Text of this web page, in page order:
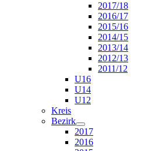
2017/18
2016/17
2015/16
2014/15
2013/14
2012/13
2011/12
U16
U14
U12
Kreis
Bezirk
2017
2016